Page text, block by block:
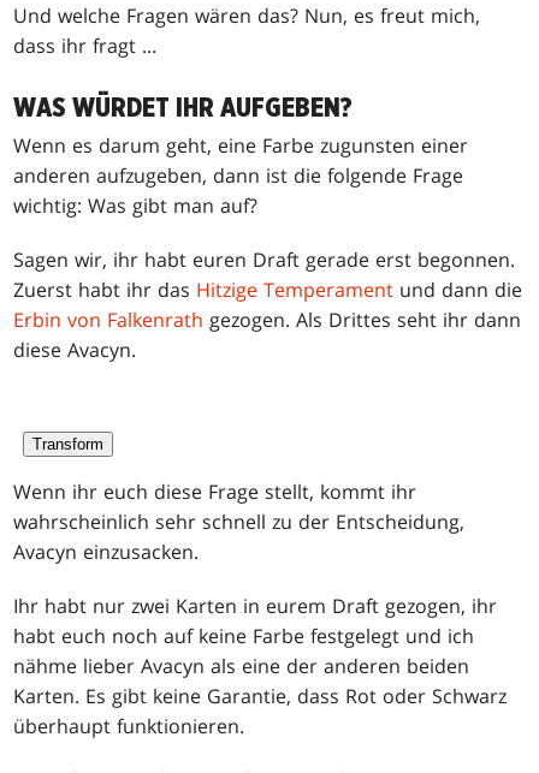
Und welche Fragen wären das? Nun, es freut mich,
dass ihr fragt ...
WAS WÜRDET IHR AUFGEBEN?
Wenn es darum geht, eine Farbe zugunsten einer
anderen aufzugeben, dann ist die folgende Frage
wichtig: Was gibt man auf?
Sagen wir, ihr habt euren Draft gerade erst begonnen.
Zuerst habt ihr das Hitzige Temperament und dann die
Erbin von Falkenrath gezogen. Als Drittes seht ihr dann
diese Avacyn.
Transform
Wenn ihr euch diese Frage stellt, kommt ihr
wahrscheinlich sehr schnell zu der Entscheidung,
Avacyn einzusacken.
Ihr habt nur zwei Karten in eurem Draft gezogen, ihr
habt euch noch auf keine Farbe festgelegt und ich
nähme lieber Avacyn als eine der anderen beiden
Karten. Es gibt keine Garantie, dass Rot oder Schwarz
überhaupt funktionieren.